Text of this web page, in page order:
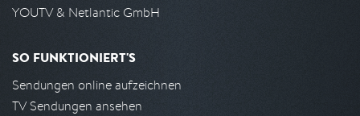
YOUTV & Netlantic GmbH
SO FUNKTIONIERT'S
Sendungen online aufzeichnen
TV Sendungen ansehen